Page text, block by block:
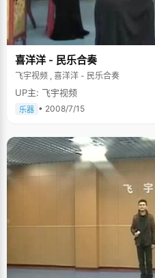
喜洋洋 - 民乐合奏
飞宇视频 , 喜洋洋 - 民乐合奏
UP主: 飞宇视频
乐器 • 2008/7/15